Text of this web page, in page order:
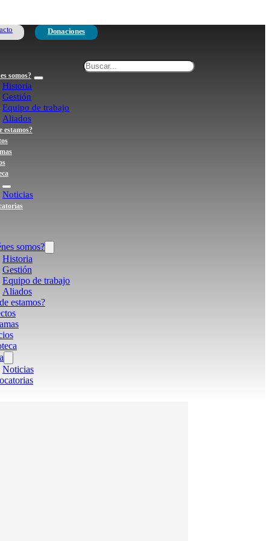
Donaciones
Search
somos?
Historia
Gestión
Equipo de trabajo
Aliados
estamos?
Noticias
somos?
Historia
Gestión
Equipo de trabajo
Aliados
estamos?
Noticias